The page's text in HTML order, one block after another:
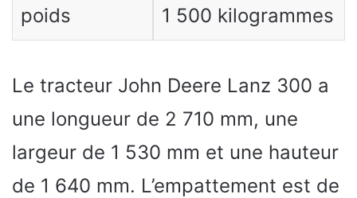
poids 1 500 kilogrammes
Le tracteur John Deere Lanz 300 a
une longueur de 2 710 mm, une
largeur de 1 530 mm et une hauteur
de 1 640 mm. L’empattement est de